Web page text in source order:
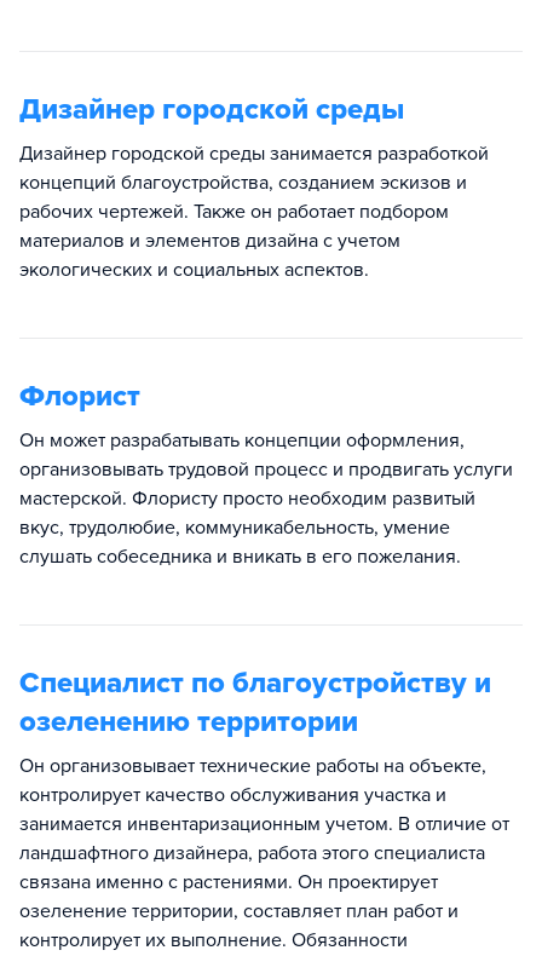
Дизайнер городской среды
Дизайнер городской среды занимается разработкой
концепций благоустройства, созданием эскизов и
рабочих чертежей. Также он работает подбором
материалов и элементов дизайна с учетом
экологических и социальных аспектов.
Флорист
Он может разрабатывать концепции оформления,
организовывать трудовой процесс и продвигать услуги
мастерской. Флористу просто необходим развитый
вкус, трудолюбие, коммуникабельность, умение
слушать собеседника и вникать в его пожелания.
Специалист по благоустройству и
озеленению территории
Он организовывает технические работы на объекте,
контролирует качество обслуживания участка и
занимается инвентаризационным учетом. В отличие от
ландшафтного дизайнера, работа этого специалиста
связана именно с растениями. Он проектирует
озеленение территории, составляет план работ и
контролирует их выполнение. Обязанности